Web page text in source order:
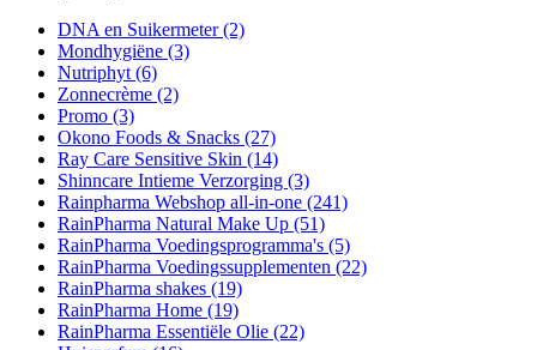
DNA en Suikermeter(2)
Mondhygiëne (3)
Nutriphyt (6)
Zonnecrème (2)
Promo (3)
Okono Foods & Snacks (27)
Ray Care Sensitive Skin (14)
Shinncare Intieme Verzorging (3)
Rainpharma Webshop all-in-one (241)
RainPharma Natural Make Up (51)
RainPharma Voedingsprogramma's (5)
RainPharma Voedingssupplementen (22)
RainPharma shakes (19)
RainPharma Home (19)
RainPharma Essentiële Olie (22)